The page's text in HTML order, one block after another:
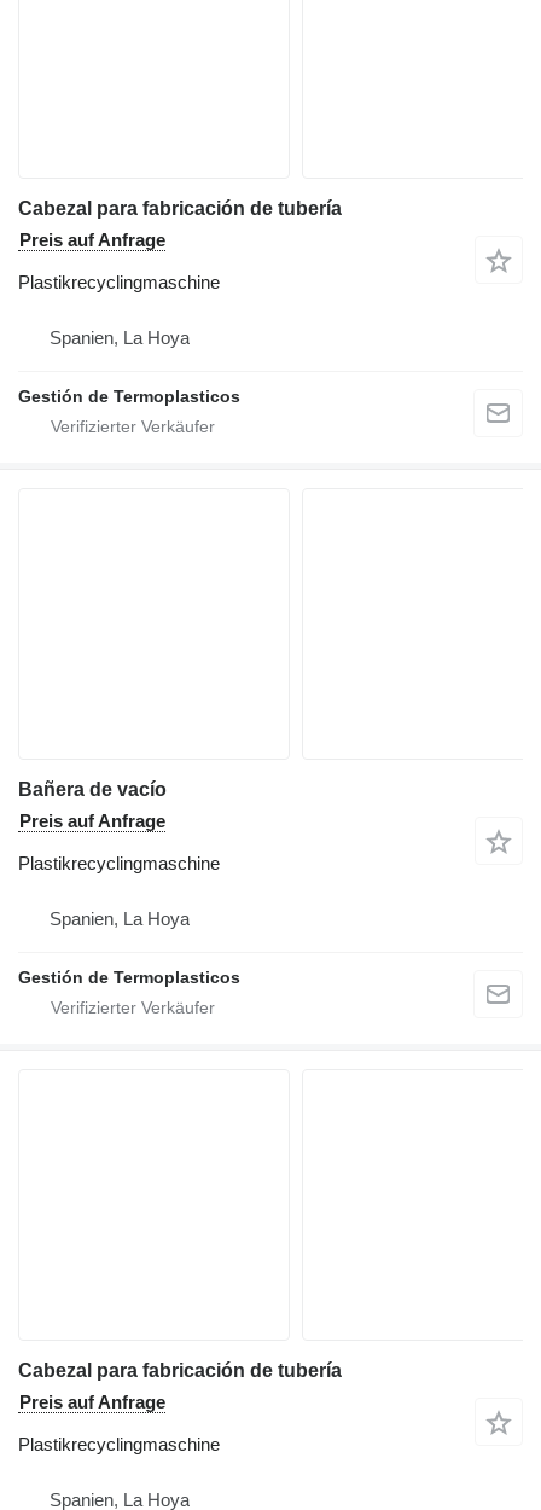
Cabezal para fabricación de tubería
Preis auf Anfrage
Plastikrecyclingmaschine
Spanien, La Hoya
Gestión de Termoplasticos
Bañera de vacío
Preis auf Anfrage
Plastikrecyclingmaschine
Spanien, La Hoya
Gestión de Termoplasticos
Cabezal para fabricación de tubería
Preis auf Anfrage
Plastikrecyclingmaschine
Spanien, La Hoya